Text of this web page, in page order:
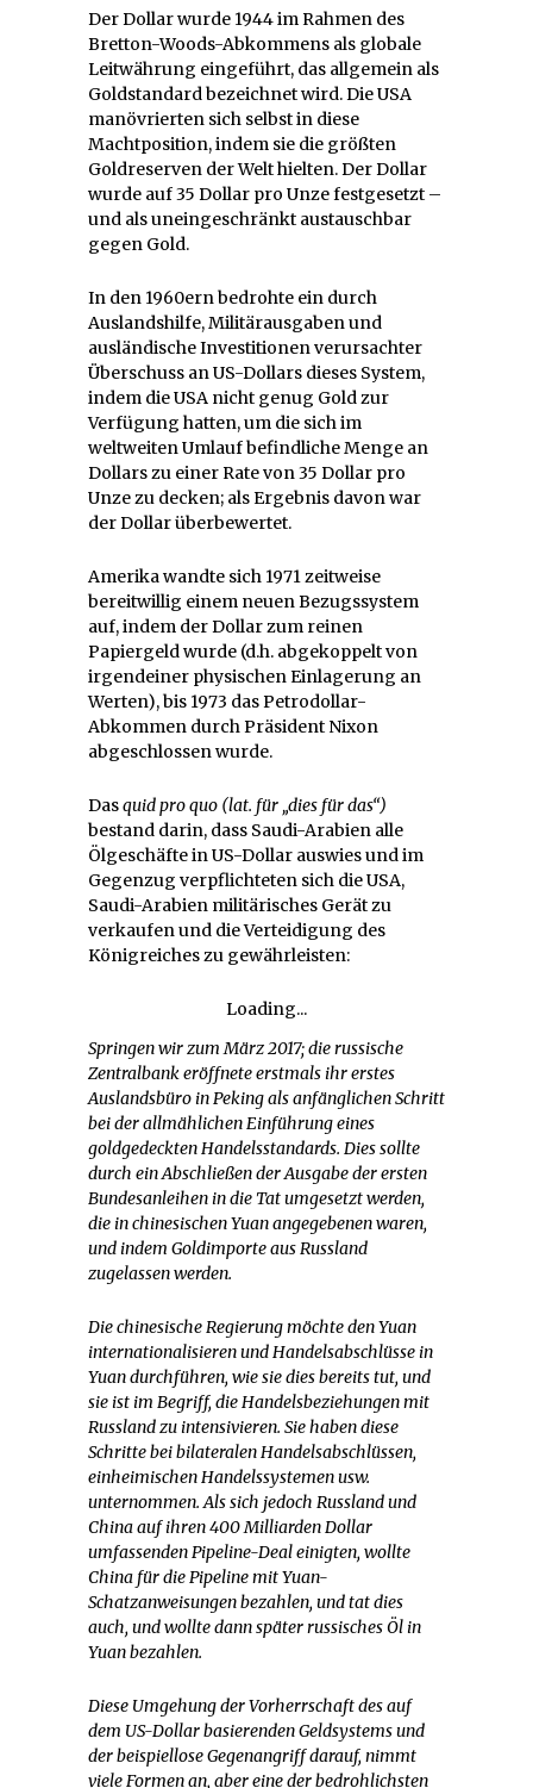
Der Dollar wurde 1944 im Rahmen des
Bretton-Woods-Abkommens als globale
Leitwährung eingeführt, das allgemein als
Goldstandard bezeichnet wird. Die USA
manövrierten sich selbst in diese
Machtposition, indem sie die größten
Goldreserven der Welt hielten. Der Dollar
wurde auf 35 Dollar pro Unze festgesetzt –
und als uneingeschränkt austauschbar
gegen Gold.
In den 1960ern bedrohte ein durch
Auslandshilfe, Militärausgaben und
ausländische Investitionen verursachter
Überschuss an US-Dollars dieses System,
indem die USA nicht genug Gold zur
Verfügung hatten, um die sich im
weltweiten Umlauf befindliche Menge an
Dollars zu einer Rate von 35 Dollar pro
Unze zu decken; als Ergebnis davon war
der Dollar überbewertet.
Amerika wandte sich 1971 zeitweise
bereitwillig einem neuen Bezugssystem
auf, indem der Dollar zum reinen
Papiergeld wurde (d.h. abgekoppelt von
irgendeiner physischen Einlagerung an
Werten), bis 1973 das Petrodollar-
Abkommen durch Präsident Nixon
abgeschlossen wurde.
Dasquid pro quo (lat. für „dies für das“)
bestand darin, dass Saudi-Arabien alle
Ölgeschäfte in US-Dollar auswies und im
Gegenzug verpflichteten sich die USA,
Saudi-Arabien militärisches Gerät zu
verkaufen und die Verteidigung des
Königreiches zu gewährleisten:
Loading...
Springen wir zum März 2017; die russische
Zentralbank eröffnete erstmals ihr erstes
Auslandsbüro in Peking als anfänglichen Schritt
bei der allmählichen Einführung eines
goldgedeckten Handelsstandards. Dies sollte
durch ein Abschließen der Ausgabe der ersten
Bundesanleihen in die Tat umgesetzt werden,
die in chinesischen Yuan angegebenen waren,
und indem Goldimporte aus Russland
zugelassen werden.
Die chinesische Regierung möchte den Yuan
internationalisieren und Handelsabschlüsse in
Yuan durchführen, wie sie dies bereits tut, und
sie ist im Begriff, die Handelsbeziehungen mit
Russland zu intensivieren. Sie haben diese
Schritte bei bilateralen Handelsabschlüssen,
einheimischen Handelssystemen usw.
unternommen. Als sich jedoch Russland und
China auf ihren 400 Milliarden Dollar
umfassenden Pipeline-Deal einigten, wollte
China für die Pipeline mit Yuan-
Schatzanweisungen bezahlen, und tat dies
auch, und wollte dann später russisches Öl in
Yuan bezahlen.
Diese Umgehung der Vorherrschaft des auf
dem US-Dollar basierenden Geldsystems und
der beispiellose Gegenangriff darauf, nimmt
viele Formen an, aber eine der bedrohlichsten